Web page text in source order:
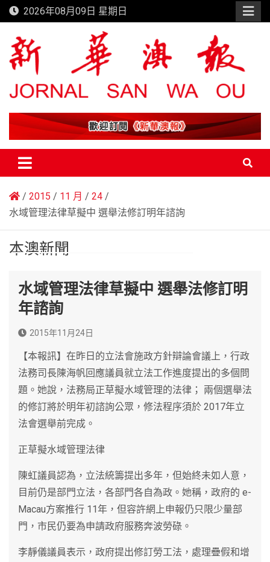
Skip
to
content
2026年08月09日 星期日
新華澳報
2015 11 月
24
水域管理法律草擬中 選舉法修訂明年諮詢
本澳新聞
水域管理法律草擬中 選舉法修訂明
年諮詢
2015年11月24日
【本報訊】在昨日的立法會施政方針辯論會議上，行政
法務司長陳海帆回應議員就立法工作進度提出的多個問
題。她說，法務局正草擬水域管理的法律； 兩個選舉法
的修訂將於明年初諮詢公眾，修法程序須於 2017年立
法會選舉前完成。
正草擬水域管理法律
陳虹議員認為，立法統籌提出多年，但始終未如人意，
目前仍是部門立法，各部門各自為政。她稱，政府的 e-
Macau方案推行 11年，但容許網上申報仍只限少量部
門，市民仍要為申請政府服務奔波勞碌。
李靜儀議員表示，政府提出修訂勞工法，處理疊假和增